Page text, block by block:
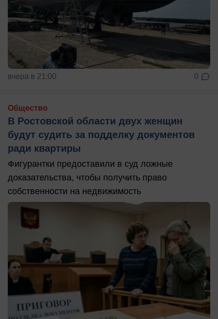
вчера в 21:00 0
Общество
В Ростовской области двух женщин
будут судить за подделку документов
ради квартиры
Фигурантки предоставили в суд ложные
доказательства, чтобы получить право
собственности на недвижимость